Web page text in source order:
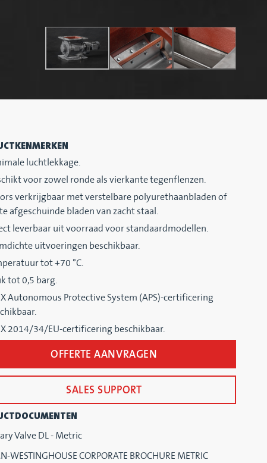
luchtlekkage.
voor zowel ronde als vierkante tegenflenzen.
verkrijgbaar met verstelbare polyurethaanbladen of
afgeschuinde bladen van zacht staal.
leverbaar uit voorraad voor standaardmodellen.
uitvoeringen beschikbaar.
tot +70 °C.
tot 0,5 barg.
Autonomous Protective System (APS)-certificering
2014/34/EU-certificering beschikbaar.
OFFERTE AANVRAGEN
SALES SUPPORT
Valve DL - Metric
WESTINGHOUSE CORPORATE BROCHURE METRIC